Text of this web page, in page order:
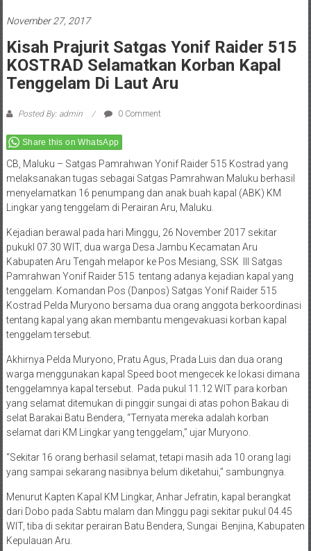
November 27, 2017
Kisah Prajurit Satgas Yonif Raider 515
KOSTRAD Selamatkan Korban Kapal
Tenggelam Di Laut Aru
Posted By: admin 0 Comment
Share this on WhatsApp
CB, Maluku – Satgas Pamrahwan Yonif Raider 515 Kostrad yang
melaksanakan tugas sebagai Satgas Pamrahwan Maluku berhasil
menyelamatkan 16 penumpang dan anak buah kapal (ABK) KM
Lingkar yang tenggelam di Perairan Aru, Maluku.
Kejadian berawal pada hari Minggu, 26 November 2017 sekitar
pukukl 07.30 WIT, dua warga Desa Jambu Kecamatan Aru
Kabupaten Aru Tengah melapor ke Pos Mesiang, SSK III Satgas
Pamrahwan Yonif Raider 515 tentang adanya kejadian kapal yang
tenggelam. Komandan Pos (Danpos) Satgas Yonif Raider 515
Kostrad Pelda Muryono bersama dua orang anggota berkoordinasi
tentang kapal yang akan membantu mengevakuasi korban kapal
tenggelam tersebut.
Akhirnya Pelda Muryono, Pratu Agus, Prada Luis dan dua orang
warga menggunakan kapal Speed boot mengecek ke lokasi dimana
tenggelamnya kapal tersebut. Pada pukul 11.12 WIT para korban
yang selamat ditemukan di pinggir sungai di atas pohon Bakau di
selat Barakai Batu Bendera, “Ternyata mereka adalah korban
selamat dari KM Lingkar yang tenggelam,” ujar Muryono.
“Sekitar 16 orang berhasil selamat, tetapi masih ada 10 orang lagi
yang sampai sekarang nasibnya belum diketahui,” sambungnya.
Menurut Kapten Kapal KM Lingkar, Anhar Jefratin, kapal berangkat
dari Dobo pada Sabtu malam dan Minggu pagi sekitar pukul 04.45
WIT, tiba di sekitar perairan Batu Bendera, Sungai Benjina, Kabupaten
Kepulauan Aru.